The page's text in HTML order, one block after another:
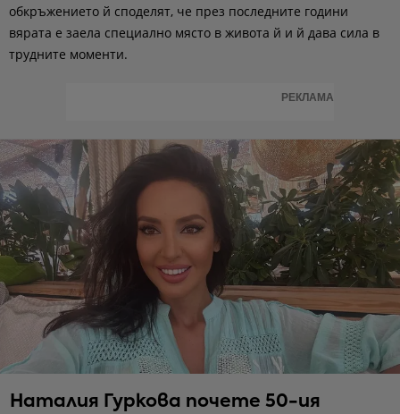
обкръжението й споделят, че през последните години
вярата е заела специално място в живота й и й дава сила в
трудните моменти.
РЕКЛАМА
Наталия Гуркова почете 50-ия